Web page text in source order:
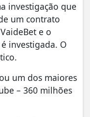
investigação que
um contrato
e o
investigada. O
um dos maiores
– 360 milhões